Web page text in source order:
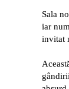
Sala
iar
invitat